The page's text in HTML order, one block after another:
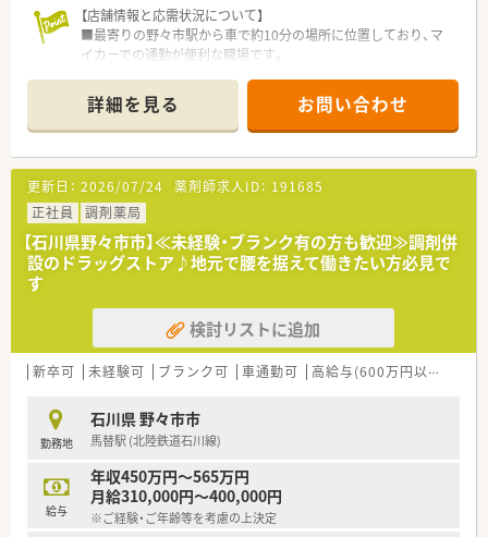
■フットワークが軽くスタッフに寄り添う採用担当者など、優し
く思いやりのある方が中心となって活躍中です。
【店舗情報と応需状況について】
■最寄りの野々市駅から車で約10分の場所に位置しており、マ
イカーでの通勤が便利な職場です。
枚から80枚程度を対応します。
■薬剤師は3名体制で、事務スタッフも2名から3名が在籍してお
ります。
【法人特徴について】
■石川県を中心に複数の調剤薬局をチェーン展開し、地域医療に
深く貢献しています。
■クリニックの門前に多く出店しており、医療機関と一体となっ
たサポートを重視します。
■介護福祉事業も手がけており、多職種と連携した総合的なヘル
【こんな取り組みをしています】
■女性が働きやすい環境作りを重視し「いしかわ男女共同参画推
進宣言企業」の認定を受けています。
い知識の習得を支援しています。
■医療福祉に携わる企業として、SDGsの推進にも組織全体で積
極的に取り組んでいます。
【こんな方が活躍中】
■子育てと両立しながら、キャリアを継続している女性薬剤師の
方が多数活躍中です。
詳細を見る お問い合わせ
更新日： 2026/07/24 薬剤師求人ID： 191685
正社員
調剤薬局
【石川県野々市市】≪未経験・ブランク有の方も歓迎≫調剤併
設のドラッグストア♪地元で腰を据えて働きたい方必見で
す
検討リストに追加
新卒可 未経験可 ブランク可 車通勤可 高給与(600万円以上)
勤務地
石川県 野々市市
馬替駅 (北陸鉄道石川線)
給与
年収450万円～565万円
月給310,000円～400,000円
※ご経験・ご年齢等を考慮の上決定